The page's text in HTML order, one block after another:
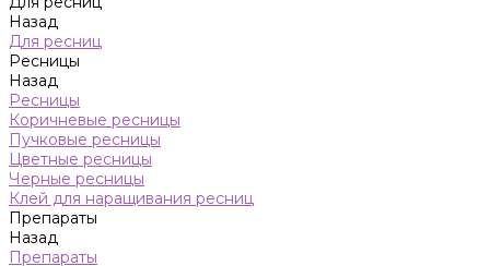
Назад
Для ресниц
Ресницы
Назад
Ресницы
Коричневые ресницы
Пучковые ресницы
Цветные ресницы
Черные ресницы
Клей для наращивания ресниц
Препараты
Назад
Препараты